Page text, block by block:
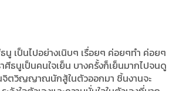
นู เป็นไปอย่างเนิบๆ เรื่อยๆ ค่อยๆทำ ค่อยๆ
ศีธนูเป็นคนใจเย็น บางครั้งก็เย็นมากไปจนดู
จิตวิญญาณนักสู้ในตัวออกมา ชิ้นงานจะ